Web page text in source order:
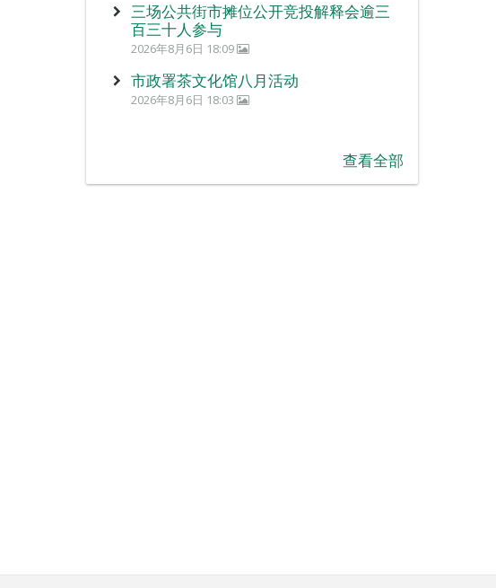
三场公共街市摊位公开竞投解释会逾三
百三十人参与
2026年8月6日 18:09
市政署茶文化馆八月活动
2026年8月6日 18:03
查看全部